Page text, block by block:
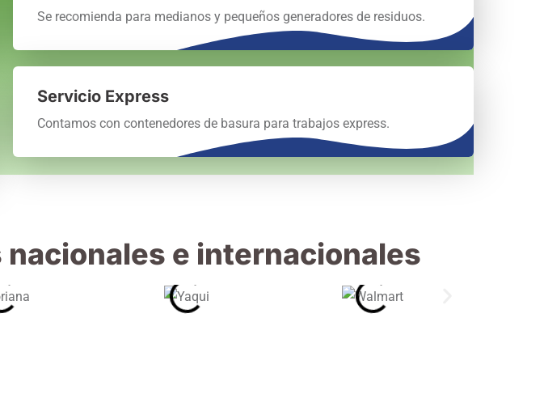
Se recomienda para medianos y pequeños generadores de residuos.
Servicio Express
Contamos con contenedores de basura para trabajos express.
e internacionales